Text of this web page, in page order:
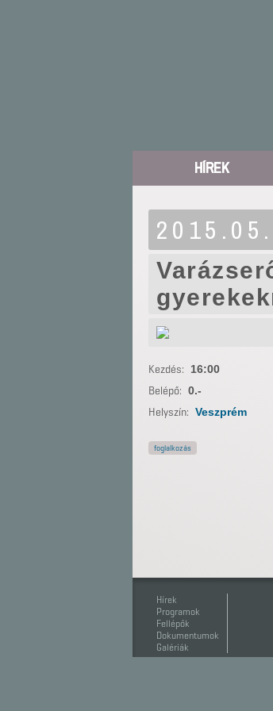
HÍREK
Kezdés: 16:00
Belépő: 0.-
Helyszín: Veszprém
foglalkozás
Hírek
Programok
Fellépők
Dokumentumok
Galériák